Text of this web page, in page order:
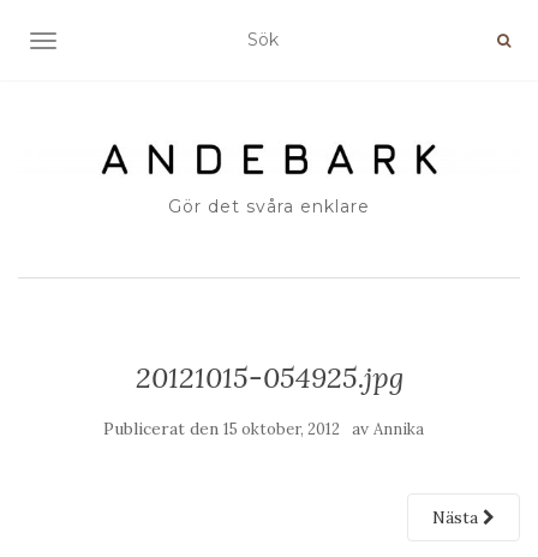
SLÅ PÅ/AV NAVIGERING
Gör det svåra enklare
20121015-054925.jpg
Publicerat den 15 oktober, 2012 av Annika
Nästa